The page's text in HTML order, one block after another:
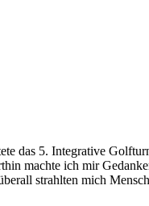
das 5. Integrative
machte ich mir
strahlten mich